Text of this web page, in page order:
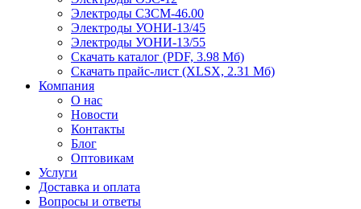
Электроды СЗСМ-46.00
Электроды УОНИ-13/45
Электроды УОНИ-13/55
Скачать каталог (PDF, 3.98 Мб)
Скачать прайс-лист (XLSX, 2.31 Мб)
Компания
О нас
Новости
Контакты
Блог
Оптовикам
Услуги
Доставка и оплата
Вопросы и ответы